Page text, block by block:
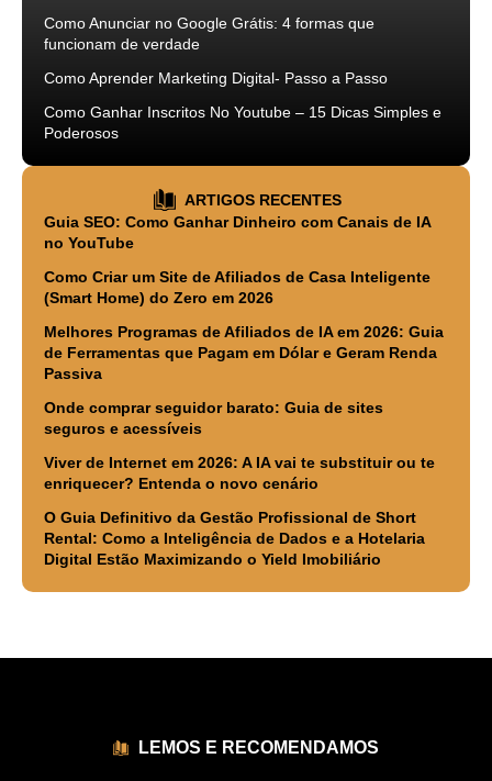
Como Anunciar no Google Grátis: 4 formas que
funcionam de verdade
Como Aprender Marketing Digital- Passo a Passo
Como Ganhar Inscritos No Youtube – 15 Dicas Simples e
Poderosos
ARTIGOS RECENTES
Guia SEO: Como Ganhar Dinheiro com Canais de IA
no YouTube
Como Criar um Site de Afiliados de Casa Inteligente
(Smart Home) do Zero em 2026
Melhores Programas de Afiliados de IA em 2026: Guia
de Ferramentas que Pagam em Dólar e Geram Renda
Passiva
Onde comprar seguidor barato: Guia de sites
seguros e acessíveis
Viver de Internet em 2026: A IA vai te substituir ou te
enriquecer? Entenda o novo cenário
O Guia Definitivo da Gestão Profissional de Short
Rental: Como a Inteligência de Dados e a Hotelaria
Digital Estão Maximizando o Yield Imobiliário
LEMOS E RECOMENDAMOS